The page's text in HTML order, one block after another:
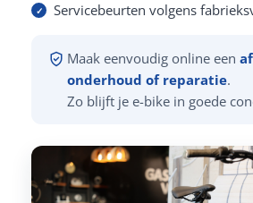
Servicebeurten volgens
Maak eenvoudig online een
onderhoud of reparatie.
Zo blijft je e-bike in goede